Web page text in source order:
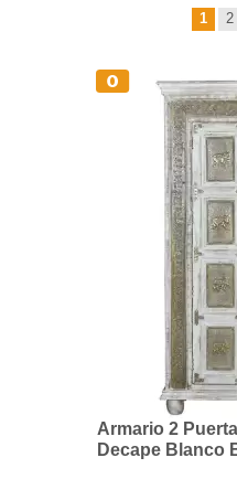
1 2
Armario 2
Decape Blanco